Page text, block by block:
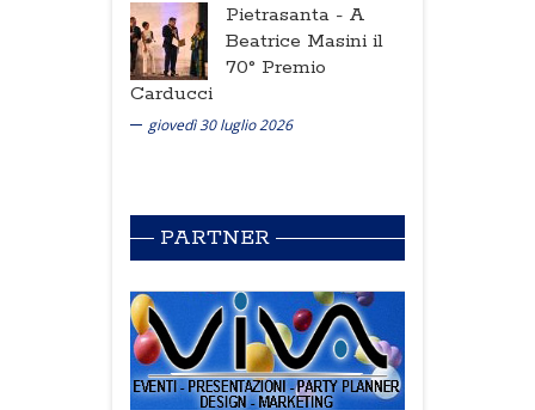
Pietrasanta - A
Beatrice Masini il
70° Premio
Carducci
giovedì 30 luglio 2026
PARTNER